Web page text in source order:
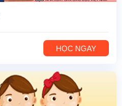
HỌC NGAY